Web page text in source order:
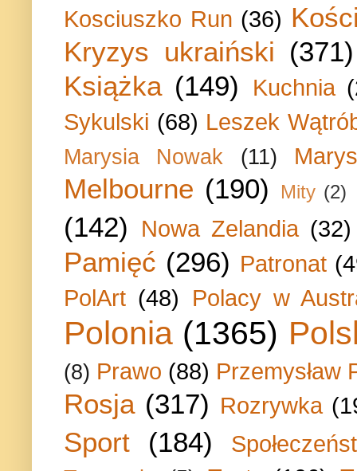
Kosciuszko Run (36)
Kryzys ukraiński (371)
Książka (149) Kuchnia
Sykulski (68) Leszek
Marysia Nowak (11)
Melbourne (190) Mity (2)
(142) Nowa Zelandia (32)
Pamięć (296) Patronat
PolArt (48) Polacy w
Polonia (1365)
(8) Prawo (88) Przemysław
Rosja (317) Rozrywka
Sport (184)